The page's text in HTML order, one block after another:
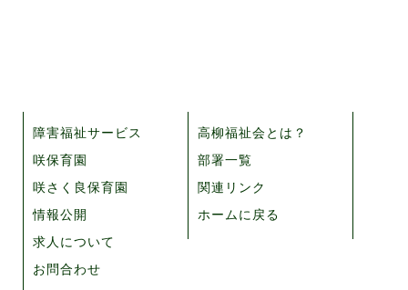
障害福祉サービス
咲保育園
咲さく良保育園
情報公開
求人について
お問合わせ
高柳福祉会とは？
部署一覧
関連リンク
ホームに戻る